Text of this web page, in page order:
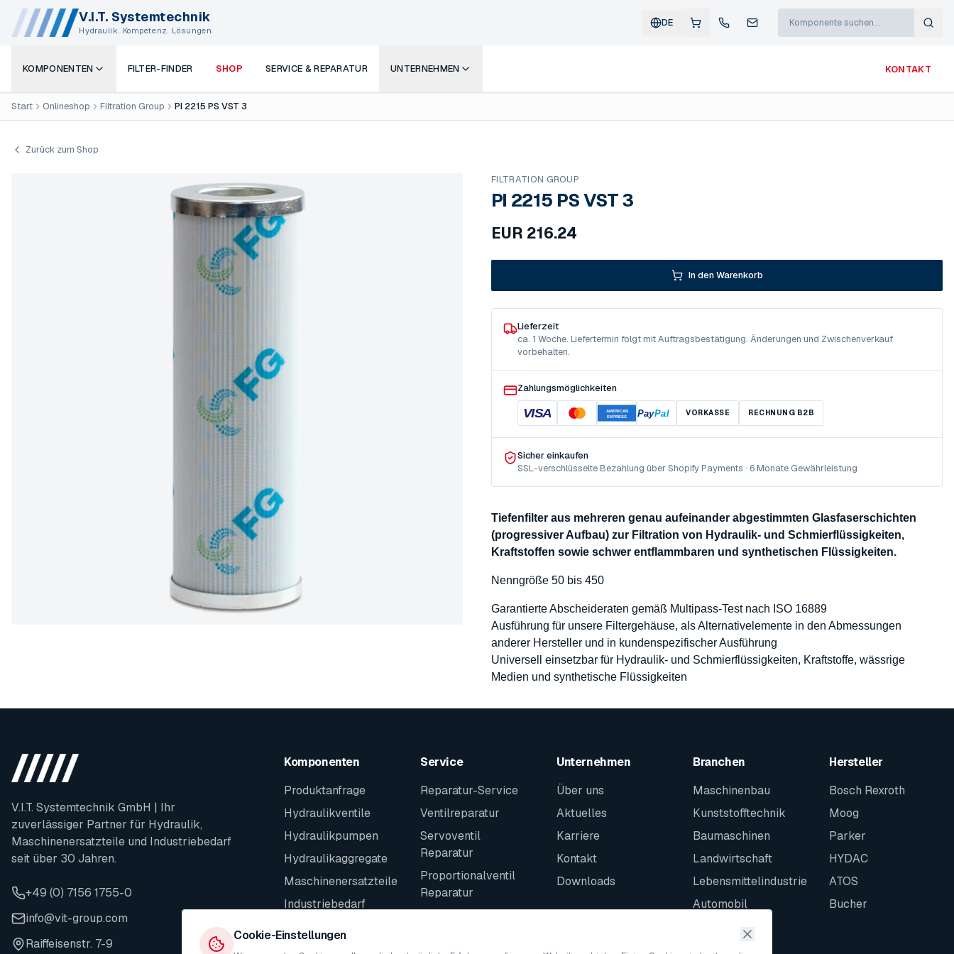
V.I.T. Systemtechnik
Hydraulik. Kompetenz. Lösungen.
DE
KOMPONENTEN FILTER-FINDER SHOP SERVICE & REPARATUR UNTERNEHMEN KONTAKT
Start Onlineshop Filtration Group PI 2215 PS VST 3
Zurück zum Shop
FILTRATION GROUP
PI 2215 PS VST 3
EUR 216.24
In den Warenkorb
Lieferzeit
ca. 1 Woche. Liefertermin folgt mit Auftragsbestätigung. Änderungen und Zwischenverkauf
vorbehalten.
Zahlungsmöglichkeiten
VISA
AMERICAN
EXPRESS
PayPal VORKASSE RECHNUNG B2B
Sicher einkaufen
SSL-verschlüsselte Bezahlung über Shopify Payments · 6 Monate Gewährleistung
Tiefenfilter aus mehreren genau aufeinander abgestimmten Glasfaserschichten
(progressiver Aufbau) zur Filtration von Hydraulik- und Schmierflüssigkeiten,
Kraftstoffen sowie schwer entflammbaren und synthetischen Flüssigkeiten.
Nenngröße 50 bis 450
Garantierte Abscheideraten gemäß Multipass-Test nach ISO 16889
Ausführung für unsere Filtergehäuse, als Alternativelemente in den Abmessungen
anderer Hersteller und in kundenspezifischer Ausführung
Universell einsetzbar für Hydraulik- und Schmierflüssigkeiten, Kraftstoffe, wässrige
Medien und synthetische Flüssigkeiten
V.I.T. Systemtechnik GmbH | Ihr
zuverlässiger Partner für Hydraulik,
Maschinenersatzteile und Industriebedarf
seit über 30 Jahren.
+49 (0) 7156 1755-0
info@vit-group.com
Raiffeisenstr. 7-9
Komponenten
Produktanfrage
Hydraulikventile
Hydraulikpumpen
Hydraulikaggregate
Maschinenersatzteile
Industriebedarf
Service
Reparatur-Service
Ventilreparatur
Servoventil
Reparatur
Proportionalventil
Reparatur
Unternehmen
Über uns
Aktuelles
Karriere
Kontakt
Downloads
Branchen
Maschinenbau
Kunststofftechnik
Baumaschinen
Landwirtschaft
Lebensmittelindustrie
Automobil
Intralogistik
Hersteller
Bosch Rexroth
Moog
Parker
HYDAC
ATOS
Bucher
Cookie-Einstellungen